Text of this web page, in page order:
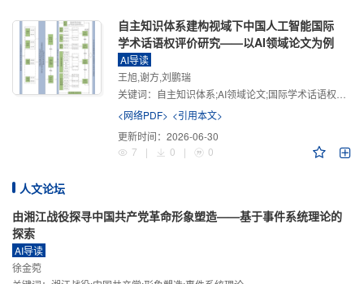
自主知识体系建构视域下中国人工智能国际
学术话语权评价研究——以AI领域论文为例
AI导读
王旭,谢方,刘鹏瑞
关键词： 自主知识体系;AI领域论文;国际学术话语权评价;学术影响力;学术感知力;学术传播力;学术引领力
<网络PDF> <引用本文>
更新时间： 2026-06-30
7
| 0 | 0
人文论坛
由湘江战役探寻中国共产党革命形象塑造——基于事件系统理论的
探索
AI导读
徐金菀